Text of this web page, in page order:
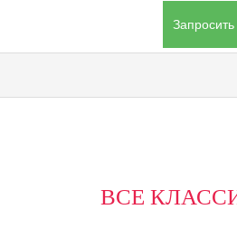
Запросить
ВСЕ